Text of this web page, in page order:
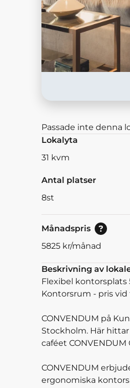
Passade inte denna
Lokalyta
31 kvm
Antal platser
8st
Månadspris
Pris vid bokning av 30<br/>eller
5825kr/månad
Beskrivning av
Flexibel kontorsplats
Kontorsrum - pris vid
CONVENDUM på
Stockholm. Här
caféet CONVENDUM
CONVENDUM
ergonomiska